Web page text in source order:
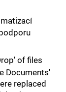
of files
Documents'
replaced